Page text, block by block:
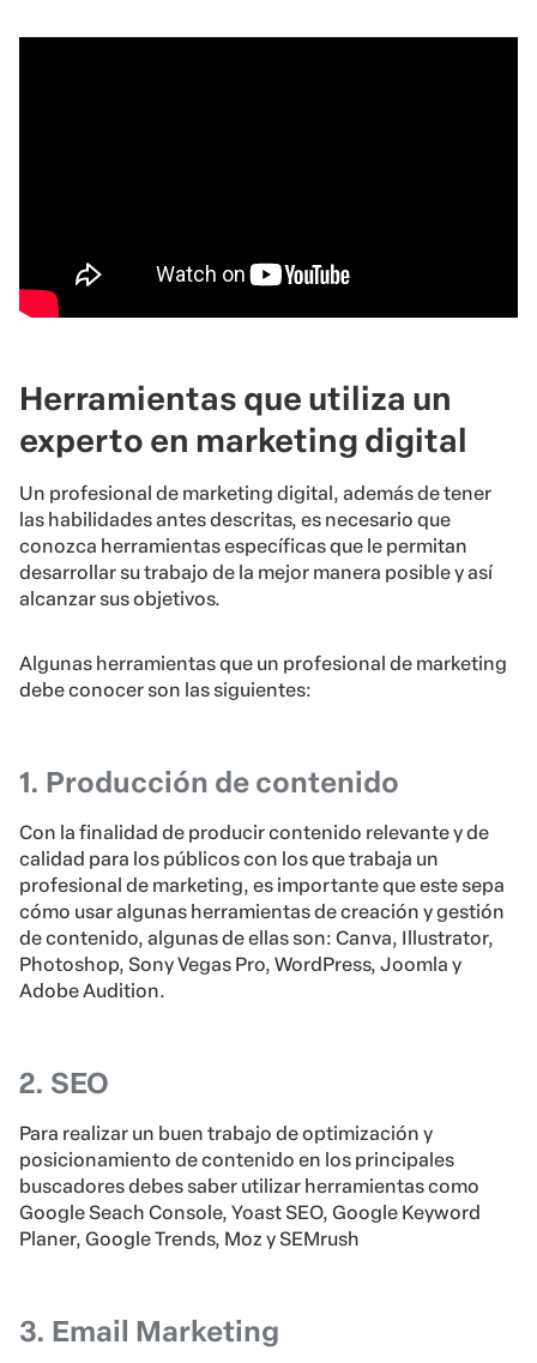
Herramientas que utiliza un
experto en marketing digital
Un profesional de marketing digital, además de tener
las habilidades antes descritas, es necesario que
conozca herramientas específicas que le permitan
desarrollar su trabajo de la mejor manera posible y así
alcanzar sus objetivos.
Algunas herramientas que un profesional de marketing
debe conocer son las siguientes:
1. Producción de contenido
Con la finalidad de producir contenido relevante y de
calidad para los públicos con los que trabaja un
profesional de marketing, es importante que este sepa
cómo usar algunas herramientas de creación y gestión
de contenido, algunas de ellas son: Canva, Illustrator,
Photoshop, Sony Vegas Pro, WordPress, Joomla y
Adobe Audition.
2. SEO
Para realizar un buen trabajo de optimización y
posicionamiento de contenido en los principales
buscadores debes saber utilizar herramientas como
Google Seach Console, Yoast SEO, Google Keyword
Planer, Google Trends, Moz y SEMrush
3. Email Marketing